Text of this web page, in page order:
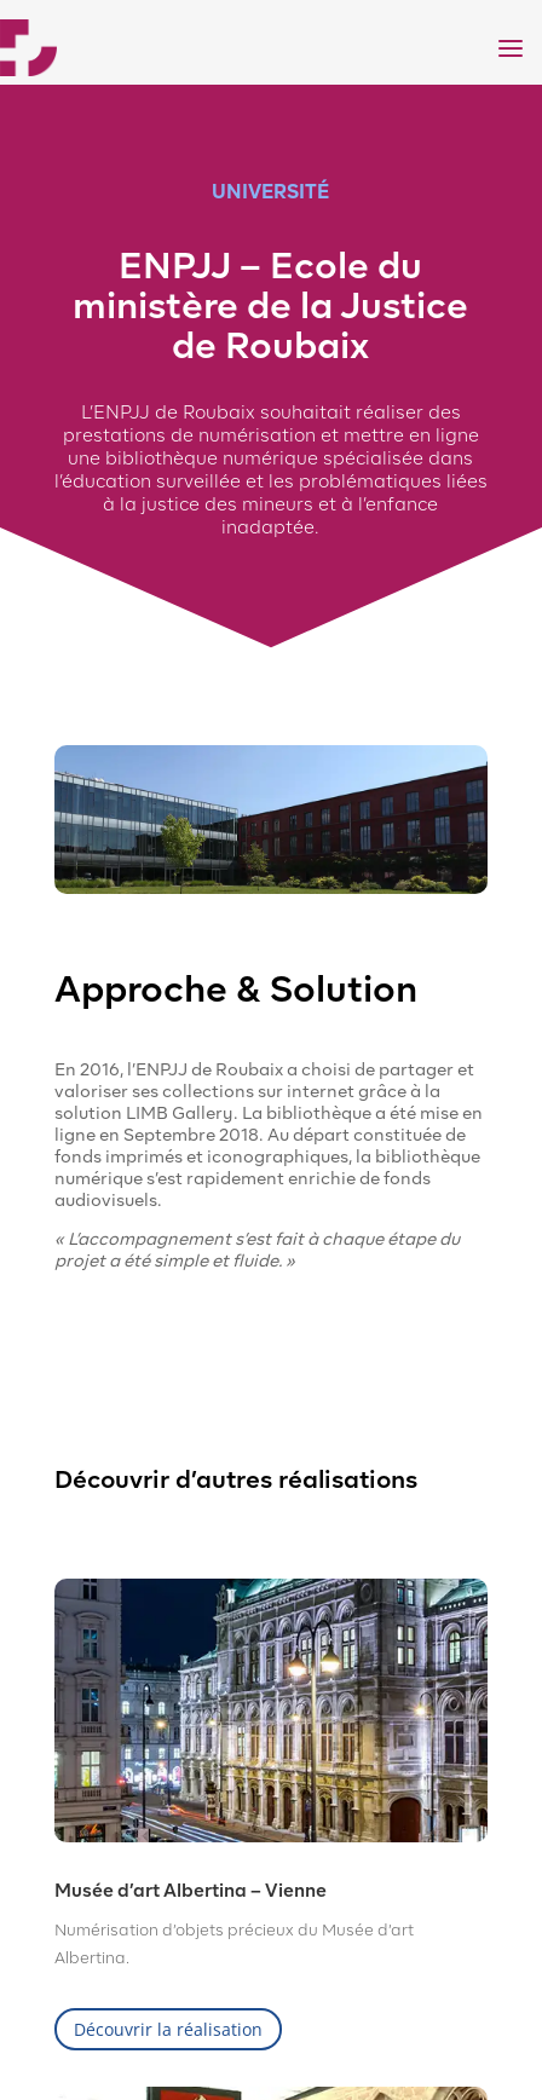
a
UNIVERSITÉ
ENPJJ – Ecole du
ministère de la Justice
de Roubaix
L’ENPJJ de Roubaix souhaitait réaliser des
prestations de numérisation et mettre en ligne
une bibliothèque numérique spécialisée dans
l’éducation surveillée et les problématiques liées
à la justice des mineurs et à l’enfance
inadaptée.
Approche & Solution
En 2016, l’ENPJJ de Roubaix a choisi de partager et
valoriser ses collections sur internet grâce à la
solution LIMB Gallery. La bibliothèque a été mise en
ligne en Septembre 2018. Au départ constituée de
fonds imprimés et iconographiques, la bibliothèque
numérique s’est rapidement enrichie de fonds
audiovisuels.
« L’accompagnement s’est fait à chaque étape du
projet a été simple et fluide. »
Découvrir d’autres réalisations
Musée d’art Albertina – Vienne
Numérisation d’objets précieux du Musée d’art
Albertina.
Découvrir la réalisation